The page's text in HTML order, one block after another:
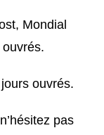
Mondial
ouvrés.
pas